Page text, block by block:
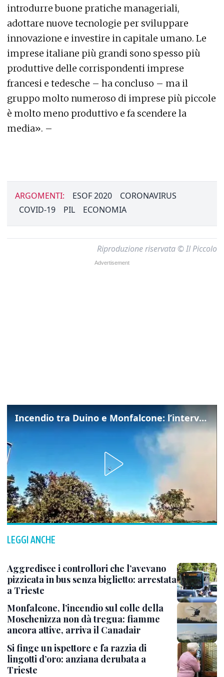
introdurre buone pratiche manageriali,
adottare nuove tecnologie per sviluppare
innovazione e investire in capitale umano. Le
imprese italiane più grandi sono spesso più
produttive delle corrispondenti imprese
francesi e tedesche – ha concluso – ma il
gruppo molto numeroso di imprese più piccole
è molto meno produttivo e fa scendere la
media». –
ARGOMENTI: ESOF 2020
CORONAVIRUS
COVID-19
PIL ECONOMIA
Riproduzione riservata © Il Piccolo
Incendio tra Duino e Monfalcone: l’intervento dei vigili del fuoco
LEGGI ANCHE
Aggredisce i controllori che l’avevano
pizzicata in bus senza biglietto: arrestata
a Trieste
Monfalcone, l’incendio sul colle della
Moschenizza non dà tregua: fiamme
ancora attive, arriva il Canadair
Si finge un ispettore e fa razzia di
lingotti d’oro: anziana derubata a
Trieste